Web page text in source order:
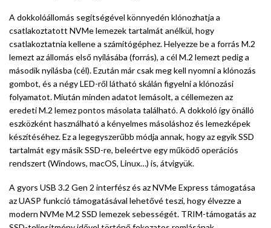
A dokkolóállomás segítségével könnyedén klónozhatja a
csatlakoztatott NVMe lemezek tartalmát anélkül, hogy
csatlakoztatnia kellene a számítógéphez. Helyezze be a forrás M.2
lemezt az állomás első nyílásába (forrás), a cél M.2 lemezt pedig a
második nyílásba (cél). Ezután már csak meg kell nyomni a klónozás
gombot, és a négy LED-ről látható skálán figyelni a klónozási
folyamatot. Miután minden adatot lemásolt, a céllemezen az
eredeti M.2 lemez pontos másolata található. A dokkoló így önálló
eszközként használható a kényelmes másoláshoz és lemezképek
készítéséhez. Ez a legegyszerűbb módja annak, hogy az egyik SSD
tartalmát egy másik SSD-re, beleértve egy működő operációs
rendszert (Windows, macOS, Linux…) is, átvigyük.
A gyors USB 3.2 Gen 2 interfész és az NVMe Express támogatása
az UASP funkció támogatásával lehetővé teszi, hogy élvezze a
modern NVMe M.2 SSD lemezek sebességét. TRIM-támogatás az